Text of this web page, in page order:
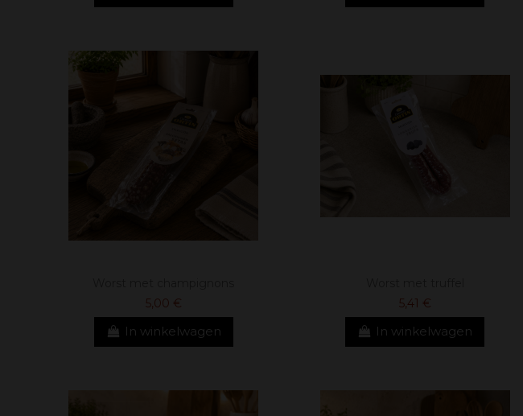
5,00 €
In winkelwagen
5,41 €
In winkelwagen